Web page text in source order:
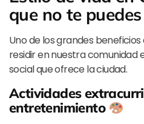
que no te
Uno de los grandes beneficios
residir en nuestra comunidad
social que ofrece la ciudad.
Actividades
entretenimiento